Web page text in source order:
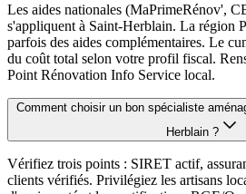
Les aides nationales (MaPrimeRénov',
s'appliquent à Saint-Herblain. La région
parfois des aides complémentaires. Le
du coût total selon votre profil fiscal.
Point Rénovation Info Service local.
Comment choisir un bon spécialiste
Herblain ?
Vérifiez trois points : SIRET actif,
clients vérifiés. Privilégiez les artisans